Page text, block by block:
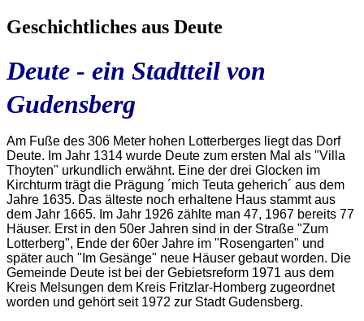
Geschichtliches aus Deute
Deute - ein Stadtteil von
Gudensberg
Am Fuße des 306 Meter hohen Lotterberges liegt das Dorf
Deute. Im Jahr 1314 wurde Deute zum ersten Mal als "Villa
Thoyten" urkundlich erwähnt. Eine der drei Glocken im
Kirchturm trägt die Prägung ´mich Teuta geherich´ aus dem
Jahre 1635. Das älteste noch erhaltene Haus stammt aus
dem Jahr 1665. Im Jahr 1926 zählte man 47, 1967 bereits 77
Häuser. Erst in den 50er Jahren sind in der Straße "Zum
Lotterberg", Ende der 60er Jahre im "Rosengarten" und
später auch "Im Gesänge" neue Häuser gebaut worden. Die
Gemeinde Deute ist bei der Gebietsreform 1971 aus dem
Kreis Melsungen dem Kreis Fritzlar-Homberg zugeordnet
worden und gehört seit 1972 zur Stadt Gudensberg.